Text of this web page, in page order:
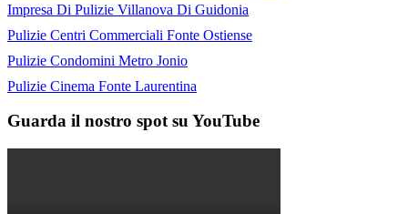
Impresa Di Pulizie Villanova Di Guidonia
Pulizie Centri Commerciali Fonte Ostiense
Pulizie Condomini Metro Jonio
Pulizie Cinema Fonte Laurentina
Guarda il nostro spot su YouTube